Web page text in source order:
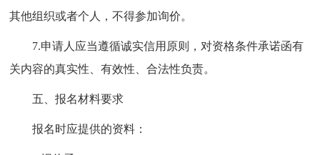
其他组织或者个人，不得参加询价。
7.申请人应当遵循诚实信用原则，对资格条件承诺函有
关内容的真实性、有效性、合法性负责。
五、报名材料要求
报名时应提供的资料：